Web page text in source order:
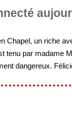
Chapel, un riche
tenu par madame
dangereux.